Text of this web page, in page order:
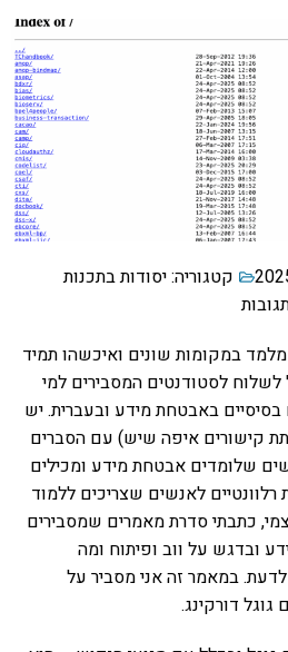
קטגוריה:יסודות בתכנות
במקומות שונים ואיכשהו תמיד
לשלוח לסטודנטים המסבירים למי
באבטחת מידע ובעברית. יש
קישורים איפה שיש) עם הסברים
שלומדים אבטחת מידע ומכילים
לאנשים שצריכים ללמוד
כתבתי סדרת מאמרים שמסבירים
ובדגש על ווב ופיתוח ומה
במאמר זה אני מסביר על
דורקינג.